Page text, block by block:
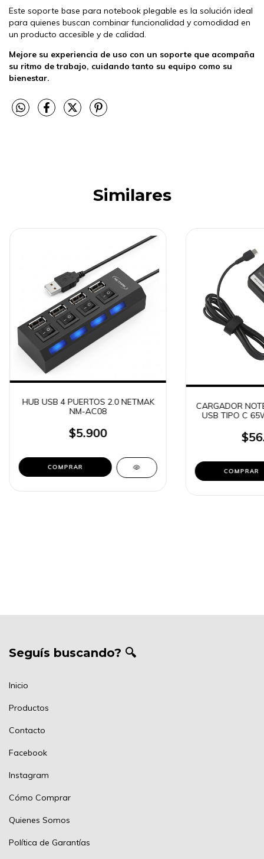
Este soporte base para notebook plegable es la solución ideal
para quienes buscan combinar funcionalidad y comodidad en
un producto accesible y de calidad.
Mejore su experiencia de uso con un soporte que acompaña
su ritmo de trabajo, cuidando tanto su equipo como su
bienestar.
Similares
HUB USB 4 PUERTOS 2.0 NETMAK
NM-AC08
$5.900
CARGADOR
USB TIPO C
Seguís buscando? 🔍
Inicio
Productos
Contacto
Facebook
Instagram
Cómo Comprar
Quienes Somos
Política de Garantías